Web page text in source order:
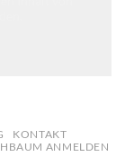
KONTAKT
ANMELDEN